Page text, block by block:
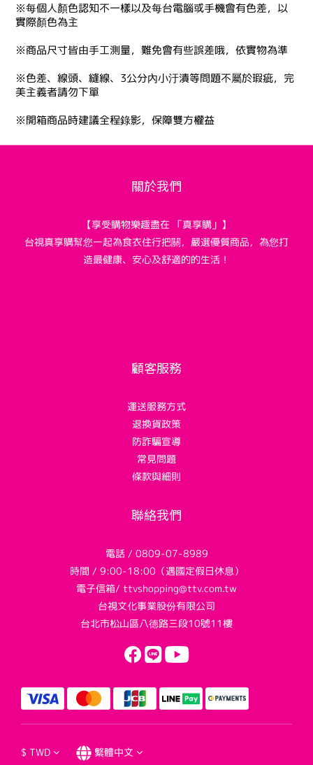
※每個人顏色認知不一樣以及每台電腦或手機會有色差，以
實際顏色為主
※商品尺寸皆由手工測量，難免會有些誤差哦，依實物為準
※色差、線頭、縫線、3公分內小汙漬等問題不屬於瑕疵，完
美主義者請勿下單
※開箱商品時建議全程錄影，保障雙方權益
關於我們
【享受購物樂趣盡在 「真享購」】
台視真享購幫您一起為食衣住行把關，嚴選優質商品，為您打
造最健康、安心及舒適的的生活！
顧客服務
運送服務方式
退換貨政策
防詐騙宣導
常見問題
條款與細則
聯絡我們
電話 / 0809-07-8989
時間 / 9:00-18:00（遇國定假日休息）
電子信箱/ ttvshopping@ttv.com.tw
台視文化事業股份有限公司
台北市松山區八德路三段10號11樓
$ TWD 繁體中文